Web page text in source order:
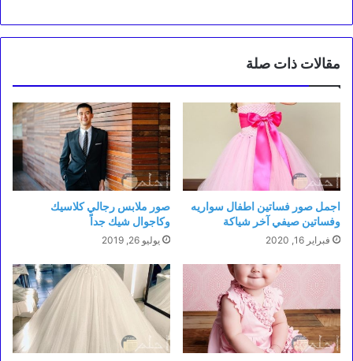
مقالات ذات صلة
اجمل صور فساتين اطفال سواريه
وفساتين صيفي آخر شياكة
فبراير 16, 2020
صور ملابس رجالي كلاسيك
وكاجوال شيك جداً
يوليو 26, 2019